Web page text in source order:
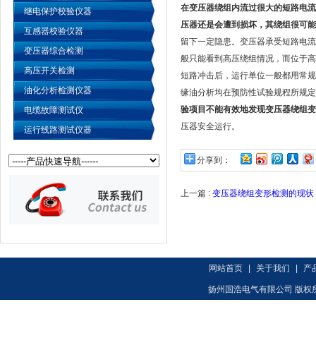
继电保护校验仪器
互感器校验仪器
变压器综合检测
高压开关检测
油化分析检测仪器
电缆故障测试仪
运行线路测试仪器
在变压器绕组内流过很大的短路电
压器还是会遭到损坏，其绕组很可
留下一定隐患。变压器承受短路电
般只能看到高压绕组情况，而位于
短路冲击后，运行单位一般都用常
缘油分析均在预防性试验规程所规
验项目不能有效地发现变压器绕组
压器安全运行。
分享到：
上一篇 : 变压器绕组变形检测的现状
网站首页 关于我们 产
扬州国浩电气有限公司 版权